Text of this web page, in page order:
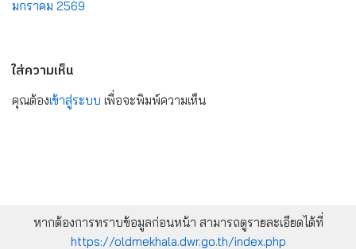
มกราคม 2569
ใส่ความเห็น
คุณต้องเข้าสู่ระบบ เพื่อจะพิมพ์ความเห็น
หากต้องการทราบข้อมูลก่อนหน้า สามารถดูรายละเอียดได้ที่
https://oldmekhala.dwr.go.th/index.php